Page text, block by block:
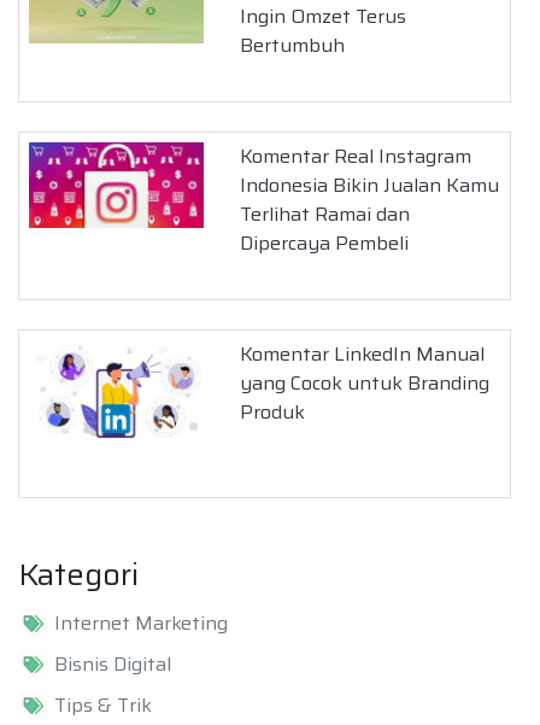
Ingin Omzet Terus
Bertumbuh
Komentar Real Instagram
Indonesia Bikin Jualan Kamu
Terlihat Ramai dan
Dipercaya Pembeli
Komentar LinkedIn Manual
yang Cocok untuk Branding
Produk
Kategori
Internet Marketing
Bisnis Digital
Tips & Trik